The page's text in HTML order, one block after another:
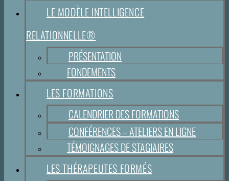
LE MODÈLE INTELLIGENCE
RELATIONNELLE®
PRÉSENTATION
FONDEMENTS
LES FORMATIONS
CALENDRIER DES FORMATIONS
CONFÉRENCES – ATELIERS EN LIGNE
TÉMOIGNAGES DE STAGIAIRES
LES THÉRAPEUTES FORMÉS